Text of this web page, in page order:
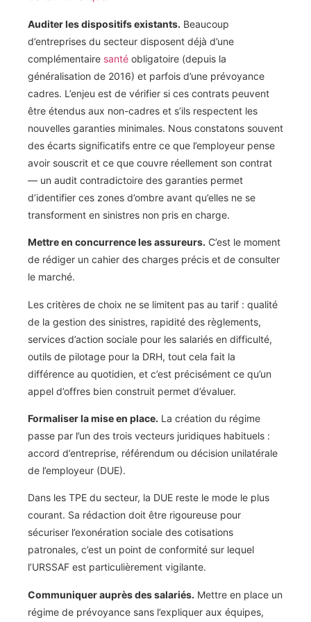
Auditer les dispositifs existants. Beaucoup
d’entreprises du secteur disposent déjà d’une
complémentaire santé obligatoire (depuis la
généralisation de 2016) et parfois d’une prévoyance
cadres. L’enjeu est de vérifier si ces contrats peuvent
être étendus aux non-cadres et s’ils respectent les
nouvelles garanties minimales. Nous constatons souvent
des écarts significatifs entre ce que l’employeur pense
avoir souscrit et ce que couvre réellement son contrat
— un audit contradictoire des garanties permet
d’identifier ces zones d’ombre avant qu’elles ne se
transforment en sinistres non pris en charge.
Mettre en concurrence les assureurs. C’est le moment
de rédiger un cahier des charges précis et de consulter
le marché.
Les critères de choix ne se limitent pas au tarif : qualité
de la gestion des sinistres, rapidité des règlements,
services d’action sociale pour les salariés en difficulté,
outils de pilotage pour la DRH, tout cela fait la
différence au quotidien, et c’est précisément ce qu’un
appel d’offres bien construit permet d’évaluer.
Formaliser la mise en place. La création du régime
passe par l’un des trois vecteurs juridiques habituels :
accord d’entreprise, référendum ou décision unilatérale
de l’employeur (DUE).
Dans les TPE du secteur, la DUE reste le mode le plus
courant. Sa rédaction doit être rigoureuse pour
sécuriser l’exonération sociale des cotisations
patronales, c’est un point de conformité sur lequel
l’URSSAF est particulièrement vigilante.
Communiquer auprès des salariés. Mettre en place un
régime de prévoyance sans l’expliquer aux équipes,